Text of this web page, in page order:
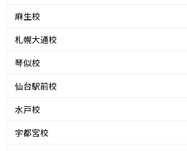
麻生校
札幌大通校
琴似校
仙台駅前校
水戸校
宇都宮校